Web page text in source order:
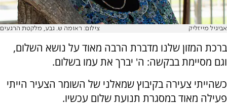
אביגיל מייזליק צילום: ראומה ש. גבע, מלקטת הרגעים
ברכת המזון שלנו מדברת הרבה מאוד על נושא השלום,
וגם מסיימת בבקשה: ה' יברך את עמו בשלום.
כשהייתי צעירה בקיבוץ שמאלני של השומר הצעיר הייתי
פעילה מאוד במסגרת תנועת שלום עכשיו.